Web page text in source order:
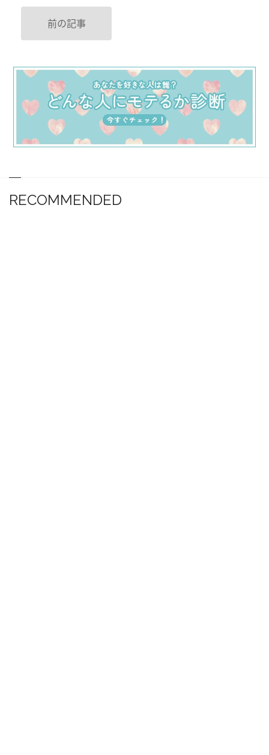
前の記事
RECOMMENDED